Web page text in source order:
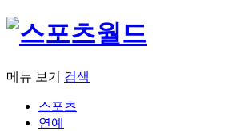
메뉴 보기 검색
스포츠
연예